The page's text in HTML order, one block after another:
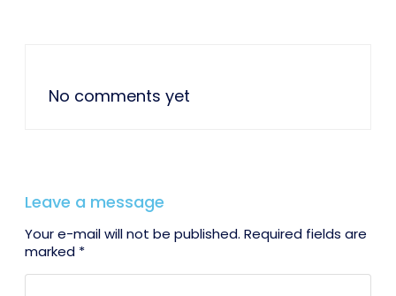
No comments yet
Leave a message
Your e-mail will not be published. Required fields are
marked *